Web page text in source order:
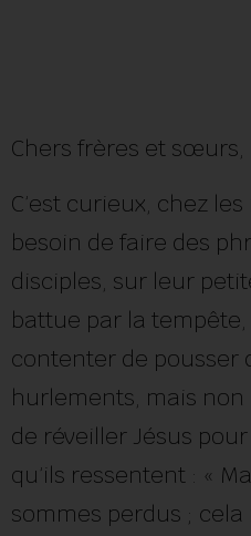
Chers frères et sœurs,
C’est curieux, chez
besoin de faire des
disciples, sur leur
battue par la
contenter de pousser
hurlements, mais non
de réveiller Jésus
qu’ils ressentent : «
sommes perdus ;